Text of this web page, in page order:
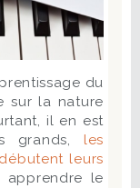
du
sur la nature
il en est
grands, les
leurs
apprendre le